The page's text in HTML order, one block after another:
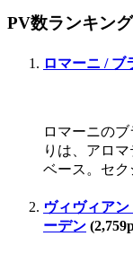
PV数ランキング
ロマーニ / ブ
ロマーニの
りは、アロ
ベース。セ
ヴィヴィア
ーデン